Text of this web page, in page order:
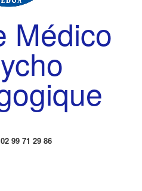
Médico
99 71 29 86